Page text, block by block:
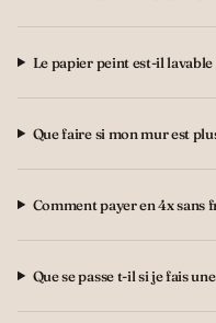
Le papier peint est-il lavable
Que faire si mon mur est
Comment payer en 4x sans
Que se passe t-il si je fais